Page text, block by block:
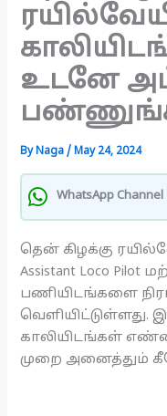
உடனே
ByNaga/May 24, 2024
WhatsApp Channel
தென் கிழக்கு
Assistant Loco Pilot
பணியிடங்களை
வெளியிட்டுள்ளது.
காலியிடங்கள்
முறை அனைத்தும்